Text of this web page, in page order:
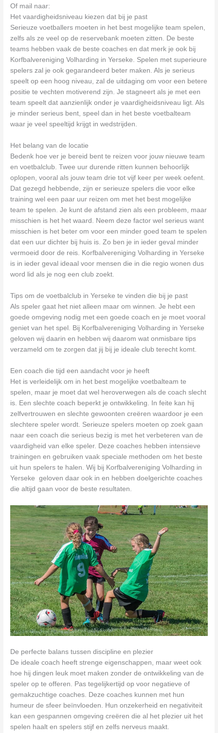
Of mail naar:
Het vaardigheidsniveau kiezen dat bij je past
Serieuze voetballers moeten in het best mogelijke team spelen,
zelfs als ze veel op de reservebank moeten zitten. De beste
teams hebben vaak de beste coaches en dat merk je ook bij
Korfbalvereniging Volharding in Yerseke. Spelen met superieure
spelers zal je ook gegarandeerd beter maken. Als je serieus
speelt op een hoog niveau, zal de uitdaging om voor een betere
positie te vechten motiverend zijn. Je stagneert als je met een
team speelt dat aanzienlijk onder je vaardigheidsniveau ligt. Als
je minder serieus bent, speel dan in het beste voetbalteam
waar je veel speeltijd krijgt in wedstrijden.
Het belang van de locatie
Bedenk hoe ver je bereid bent te reizen voor jouw nieuwe team
en voetbalclub. Twee uur durende ritten kunnen behoorlijk
oplopen, vooral als jouw team drie tot vijf keer per week oefent.
Dat gezegd hebbende, zijn er serieuze spelers die voor elke
training wel een paar uur reizen om met het best mogelijke
team te spelen. Je kunt de afstand zien als een probleem, maar
misschien is het het waard. Neem deze factor wel serieus want
misschien is het beter om voor een minder goed team te spelen
dat een uur dichter bij huis is. Zo ben je in ieder geval minder
vermoeid door de reis. Korfbalvereniging Volharding in Yerseke
is in ieder geval ideaal voor mensen die in die regio wonen dus
word lid als je nog een club zoekt.
Tips om de voetbalclub in Yerseke te vinden die bij je past
Als speler gaat het niet alleen maar om winnen. Je hebt een
goede omgeving nodig met een goede coach en je moet vooral
geniet van het spel. Bij Korfbalvereniging Volharding in Yerseke
geloven wij daarin en hebben wij daarom wat onmisbare tips
verzameld om te zorgen dat jij bij je ideale club terecht komt.
Een coach die tijd een aandacht voor je heeft
Het is verleidelijk om in het best mogelijke voetbalteam te
spelen, maar je moet dat wel heroverwegen als de coach slecht
is. Een slechte coach beperkt je ontwikkeling. In feite kan hij
zelfvertrouwen en slechte gewoonten creëren waardoor je een
slechtere speler wordt. Serieuze spelers moeten op zoek gaan
naar een coach die serieus bezig is met het verbeteren van de
vaardigheid van elke speler. Deze coaches hebben intensieve
trainingen en gebruiken vaak speciale methoden om het beste
uit hun spelers te halen. Wij bij Korfbalvereniging Volharding in
Yerseke geloven daar ook in en hebben doelgerichte coaches
die altijd gaan voor de beste resultaten.
De perfecte balans tussen discipline en plezier
De ideale coach heeft strenge eigenschappen, maar weet ook
hoe hij dingen leuk moet maken zonder de ontwikkeling van de
speler op te offeren. Pas tegelijkertijd op voor negatieve of
gemakzuchtige coaches. Deze coaches kunnen met hun
humeur de sfeer beïnvloeden. Hun onzekerheid en negativiteit
kan een gespannen omgeving creëren die al het plezier uit het
spelen haalt en spelers stijf en zelfs nerveus maakt.